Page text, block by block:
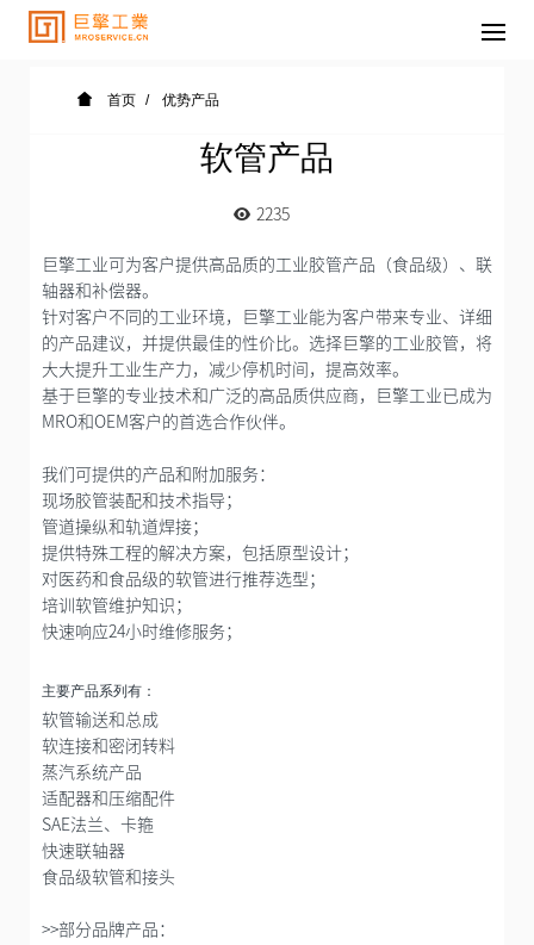
首页 优势产品
软管产品
2235
巨擎工业可为客户提供高品质的工业胶管产品（食品级）、联
轴器和补偿器。
针对客户不同的工业环境，巨擎工业能为客户带来专业、详细
的产品建议，并提供最佳的性价比。选择巨擎的工业胶管，将
大大提升工业生产力，减少停机时间，提高效率。
基于巨擎的专业技术和广泛的高品质供应商，巨擎工业已成为
MRO和OEM客户的首选合作伙伴。
我们可提供的产品和附加服务：
现场胶管装配和技术指导；
管道操纵和轨道焊接；
提供特殊工程的解决方案，包括原型设计；
对医药和食品级的软管进行推荐选型；
培训软管维护知识；
快速响应24小时维修服务；
主要产品系列有：
软管输送和总成
软连接和密闭转料
蒸汽系统产品
适配器和压缩配件
SAE法兰、卡箍
快速联轴器
食品级软管和接头
>>部分品牌产品：